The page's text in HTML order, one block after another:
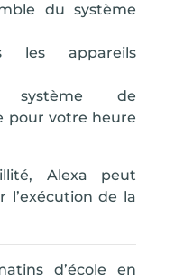
du système
les appareils
de
pour votre heure
Alexa peut
l’exécution de la
d’école en